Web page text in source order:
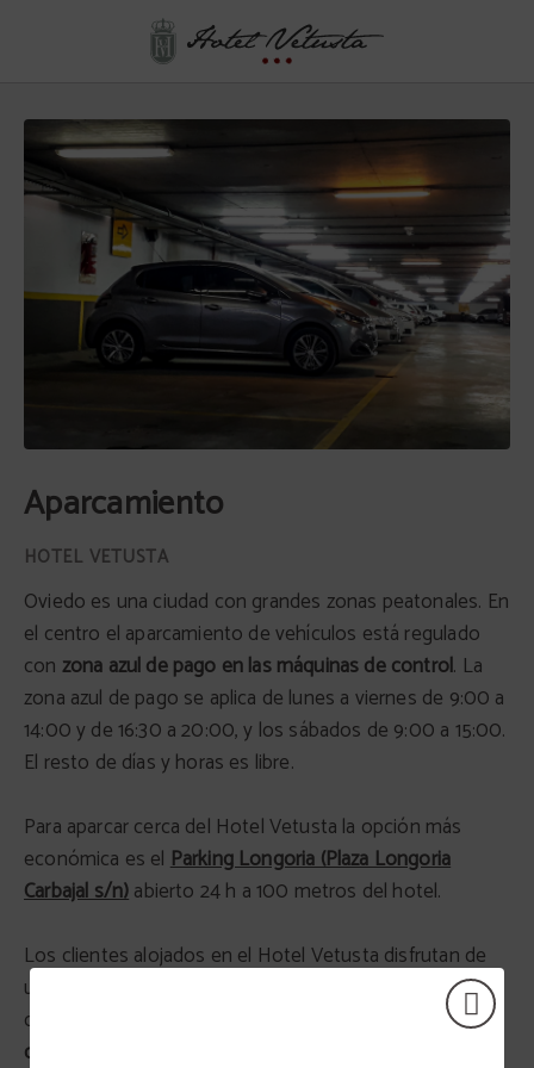
Aparcamiento
Oviedo es una ciudad con grandes zonas peatonales. En
el centro el aparcamiento de vehículos está regulado
con zona azul de pago en las máquinas de control. La
zona azul de pago se aplica de lunes a viernes de 9:00 a
14:00 y de 16:30 a 20:00, y los sábados de 9:00 a 15:00.
El resto de días y horas es libre.
Para aparcar cerca del Hotel Vetusta la opción más
económica es el Parking Longoria (Plaza Longoria
Carbajal s/n)abierto 24 h a 100 metros del hotel.
Los clientes alojados en el Hotel Vetusta disfrutan de
un descuento que se aplica con la
tarjeta de descuento
que le entregamos en recepción a su salida. El
precio
diario con descuento es de 11,50€